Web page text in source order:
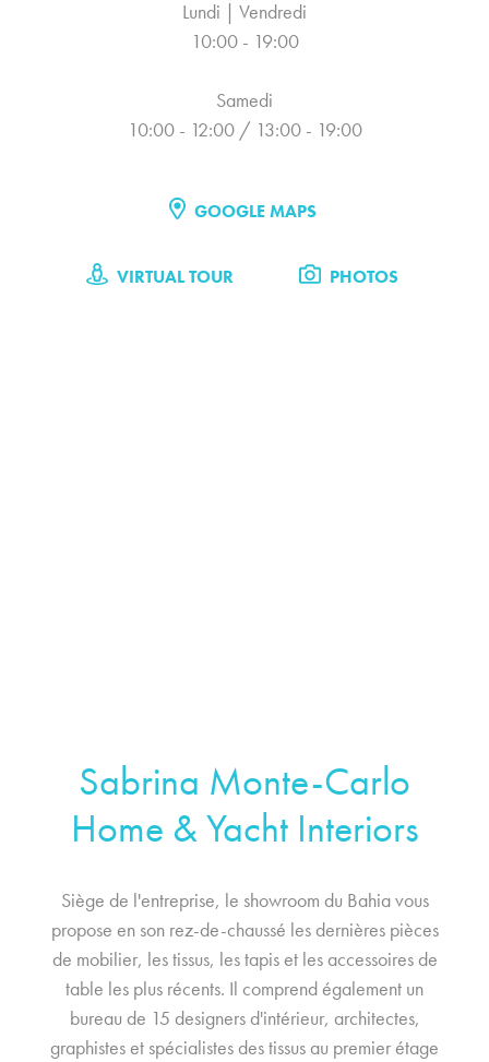
Lundi | Vendredi
10:00 - 19:00
Samedi
10:00 - 12:00 / 13:00 - 19:00
GOOGLE MAPS
VIRTUAL TOUR PHOTOS
Sabrina Monte-Carlo
Home & Yacht Interiors
Siège de l'entreprise, le showroom du Bahia vous
propose en son rez-de-chaussé les dernières pièces
de mobilier, les tissus, les tapis et les accessoires de
table les plus récents. Il comprend également un
bureau de 15 designers d'intérieur, architectes,
graphistes et spécialistes des tissus au premier étage